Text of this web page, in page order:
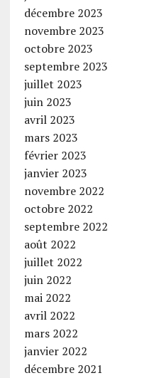
décembre 2023
novembre 2023
octobre 2023
septembre 2023
juillet 2023
juin 2023
avril 2023
mars 2023
février 2023
janvier 2023
novembre 2022
octobre 2022
septembre 2022
août 2022
juillet 2022
juin 2022
mai 2022
avril 2022
mars 2022
janvier 2022
décembre 2021